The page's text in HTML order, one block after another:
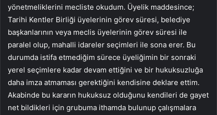
yönetmeliklerini mecliste okudum. Üyelik maddesince;
Tarihi Kentler Birliği üyelerinin görev süresi, belediye
başkanlarının veya meclis üyelerinin görev süresi ile
paralel olup, mahalli idareler seçimleri ile sona erer. Bu
durumda istifa etmediğim sürece üyeliğimin bir sonraki
yerel seçimlere kadar devam ettiğini ve bir hukuksuzluğa
daha imza atmaması gerektiğini kendisine deklare ettim.
Akabinde bu kararın hukuksuz olduğunu kendileri de gayet
net bildikleri için grubuma ithamda bulunup çalışmalara